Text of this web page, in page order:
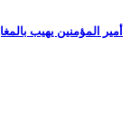
أمير المؤمنين يهيب